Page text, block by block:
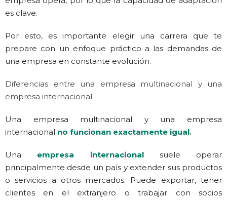
es clave.
Por esto, es importante elegir una carrera que te
prepare con un enfoque práctico a las demandas de
una empresa en constante evolución.
Diferencias entre una empresa multinacional y una
empresa internacional
Una empresa multinacional y una empresa
internacional no funcionan exactamente igual.
Una empresa internacional
suele operar
principalmente desde un país y extender sus productos
o servicios a otros mercados. Puede exportar, tener
clientes en el extranjero o trabajar con socios